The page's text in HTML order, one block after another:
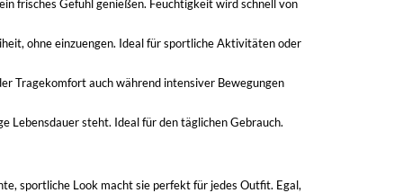
frisches Gefühl genießen. Feuchtigkeit wird schnell von
ohne einzuengen. Ideal für sportliche Aktivitäten oder
Tragekomfort auch während intensiver Bewegungen
Lebensdauer steht. Ideal für den täglichen Gebrauch.
sportliche Look macht sie perfekt für jedes Outfit. Egal,